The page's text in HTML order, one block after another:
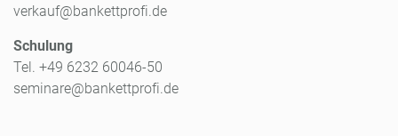
verkauf@bankettprofi.de
Schulung
Tel. +49 6232 60046-50
seminare@bankettprofi.de